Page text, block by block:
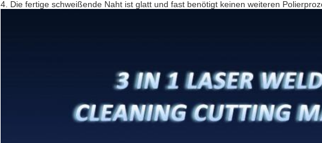
4. Die fertige schweißende Naht ist glatt und fast benötigt keinen weiteren